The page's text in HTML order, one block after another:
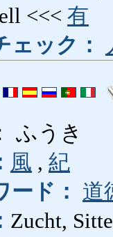
<<< 有
ェック：
ふうき
風 , 紀
ード：
道
Zucht,